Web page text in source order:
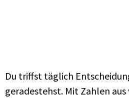
Du triffst täglich
geradestehst. Mit Zahlen aus